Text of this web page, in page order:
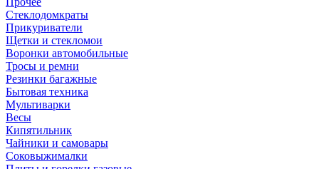
Стеклодомкраты
Прикуриватели
Щетки и стекломои
Воронки автомобильные
Тросы и ремни
Резинки багажные
Бытовая техника
Мультиварки
Весы
Кипятильник
Чайники и самовары
Соковыжималки